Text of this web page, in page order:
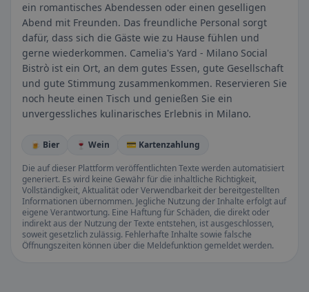
ein romantisches Abendessen oder einen geselligen
Abend mit Freunden. Das freundliche Personal sorgt
dafür, dass sich die Gäste wie zu Hause fühlen und
gerne wiederkommen. Camelia's Yard - Milano Social
Bistrò ist ein Ort, an dem gutes Essen, gute Gesellschaft
und gute Stimmung zusammenkommen. Reservieren Sie
noch heute einen Tisch und genießen Sie ein
unvergessliches kulinarisches Erlebnis in Milano.
🍺 Bier 🍷 Wein
💳 Kartenzahlung
Die auf dieser Plattform veröffentlichten Texte werden automatisiert
generiert. Es wird keine Gewähr für die inhaltliche Richtigkeit,
Vollständigkeit, Aktualität oder Verwendbarkeit der bereitgestellten
Informationen übernommen. Jegliche Nutzung der Inhalte erfolgt auf
eigene Verantwortung. Eine Haftung für Schäden, die direkt oder
indirekt aus der Nutzung der Texte entstehen, ist ausgeschlossen,
soweit gesetzlich zulässig. Fehlerhafte Inhalte sowie falsche
Öffnungszeiten können über die Meldefunktion gemeldet werden.